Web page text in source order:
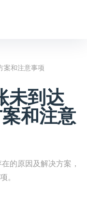
案和注意事项
未到达
和注意
的原因及解决方案，
。